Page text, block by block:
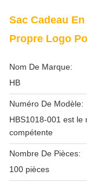
Sac Cadeau
Propre Logo
Nom De Marque:
HB
Numéro De Modèle:
HBS1018-001 est
compétente
Nombre De Pièces:
100 pièces